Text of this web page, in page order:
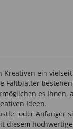
Kreativen ein
Faltblätter
es Ihnen,
Ideen.
oder Anfänger
diesem